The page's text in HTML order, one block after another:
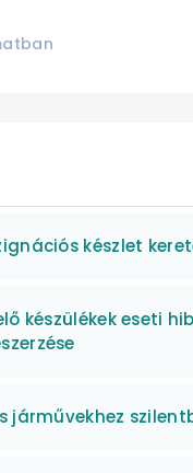
készlet
készülékek eseti
járművekhez